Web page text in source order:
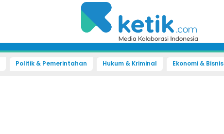
Politik & Pemerintahan Hukum & Kriminal Ekonomi & Bisnis